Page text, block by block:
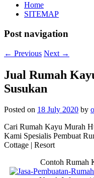
Home
SITEMAP
Post navigation
← Previous Next →
Jual Rumah
Susukan
Posted on 18 July 2020 by
Cari Rumah Kayu Murah
Kami Spesialis Pembuat
Cottage | Resort
Contoh Rumah